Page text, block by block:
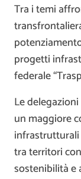
Tra i temi
progetti
federale
Le
un maggiore
tra territori
sostenibilità e